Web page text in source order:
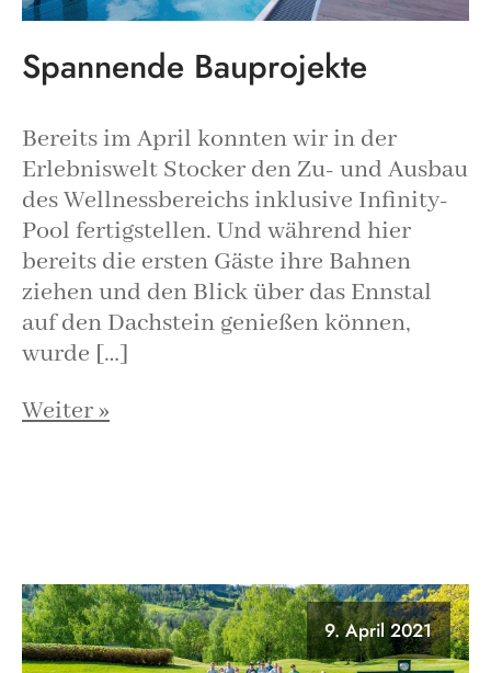
Spannende Bauprojekte
Bereits im April konnten wir in der
Erlebniswelt Stocker den Zu- und Ausbau
des Wellnessbereichs inklusive Infinity-
Pool fertigstellen. Und während hier
bereits die ersten Gäste ihre Bahnen
ziehen und den Blick über das Ennstal
auf den Dachstein genießen können,
wurde […]
Weiter »
9. April 2021